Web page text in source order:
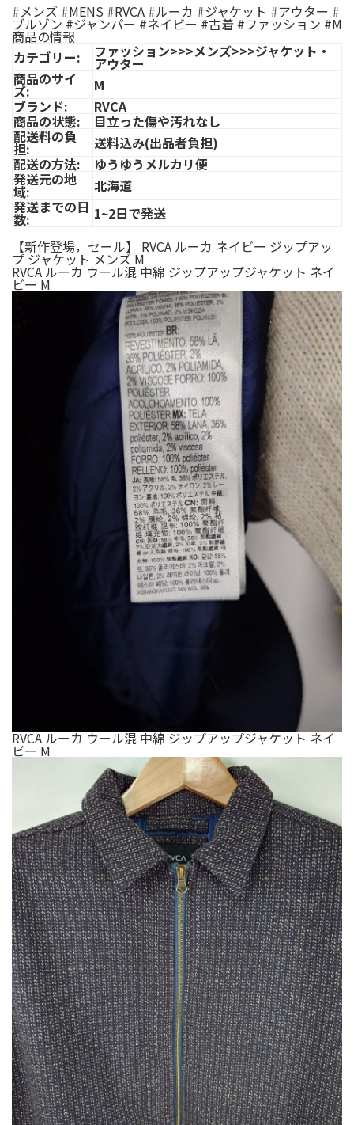
#メンズ #MENS #RVCA #ルーカ #ジャケット #アウター #
ブルゾン #ジャンパー #ネイビー #古着 #ファッション #M
商品の情報
カテゴリー:
ファッション>>>メンズ>>>ジャケット・
アウター
商品のサイ
ズ:
M
ブランド:
RVCA
商品の状態: 目立った傷や汚れなし
配送料の負
担:
送料込み(出品者負担)
配送の方法:
ゆうゆうメルカリ便
発送元の地
域:
北海道
発送までの日
数:
1~2日で発送
【新作登場，セール】 RVCA ルーカ ネイビー ジップアッ
プ ジャケット メンズ M
RVCA ルーカ ウール混 中綿 ジップアップジャケット ネイ
ビー M
RVCA ルーカ ウール混 中綿 ジップアップジャケット ネイ
ビー M